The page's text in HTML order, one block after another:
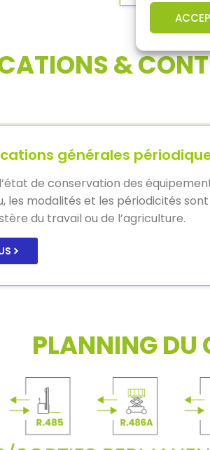
&
générales
de conservation des
les modalités et les périodicités
du travail ou de l’agriculture.
PLANNING DU